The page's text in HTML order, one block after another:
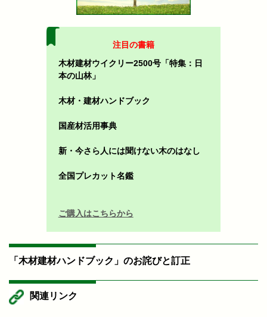
注目の書籍
木材建材ウイクリー2500号「特集：日
本の山林」
木材・建材ハンドブック
国産材活用事典
新・今さら人には聞けない木のはなし
全国プレカット名鑑
ご購入はこちらから
「木材建材ハンドブック」のお詫びと訂正
関連リンク